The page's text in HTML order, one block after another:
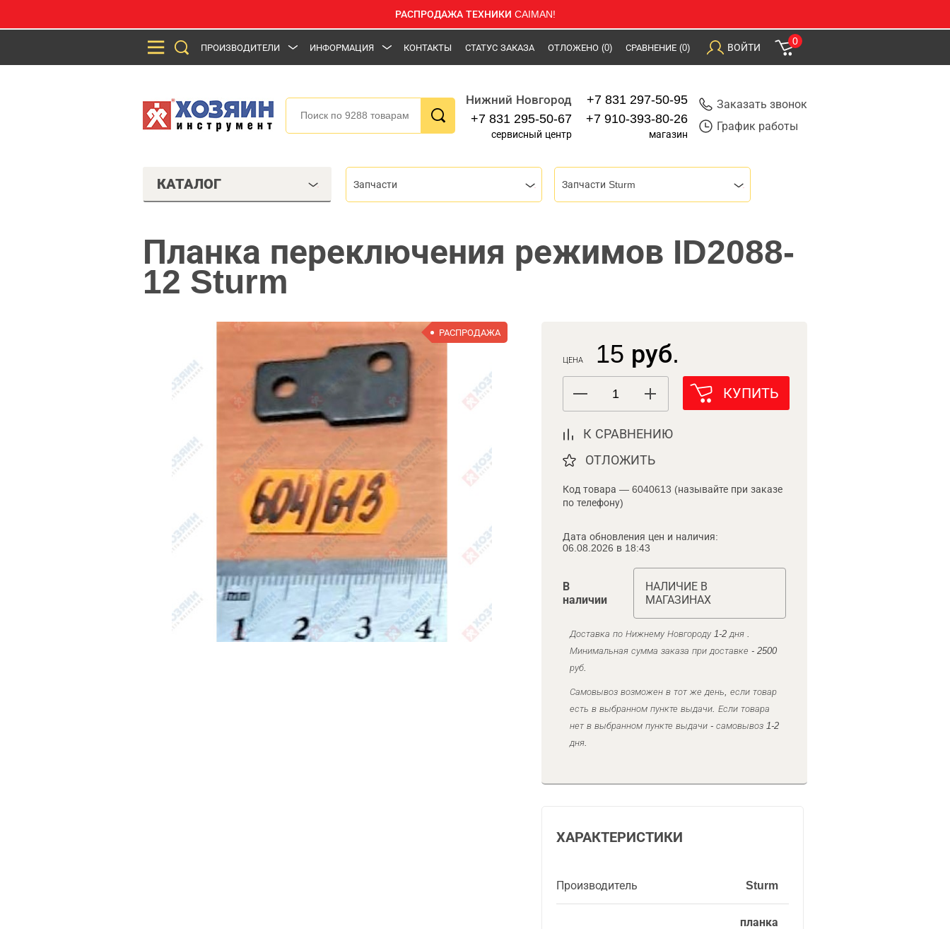
РАСПРОДАЖА ТЕХНИКИ CAIMAN!
ПРОИЗВОДИТЕЛИ ИНФОРМАЦИЯ КОНТАКТЫ СТАТУС ЗАКАЗА ОТЛОЖЕНО (0) СРАВНЕНИЕ (0) ВОЙТИ
0
Нижний Новгород
+7 831 295-50-67
сервисный центр
+7 831 297-50-95
+7 910-393-80-26
магазин
Заказать звонок
График работы
КАТАЛОГ Запчасти Запчасти Sturm
Планка переключения режимов ID2088-
12 Sturm
РАСПРОДАЖА
ЦЕНА 15 руб.
КУПИТЬ
К СРАВНЕНИЮ
ОТЛОЖИТЬ
Код товара — 6040613 (называйте при заказе
по телефону)
Дата обновления цен и наличия:
06.08.2026 в 18:43
В
наличии
НАЛИЧИЕ В
МАГАЗИНАХ
Доставка по Нижнему Новгороду 1-2 дня .
Минимальная сумма заказа при доставке - 2500
руб.
Самовывоз возможен в тот же день, если товар
есть в выбранном пункте выдачи. Если товара
нет в выбранном пункте выдачи - самовывоз 1-2
дня.
ХАРАКТЕРИСТИКИ
Производитель Sturm
планка